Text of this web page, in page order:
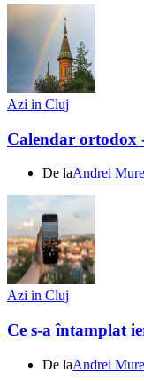
Azi in Cluj
Calendar ortodox
De laAndrei
Azi in Cluj
Ce s-a întamplat
De laAndrei